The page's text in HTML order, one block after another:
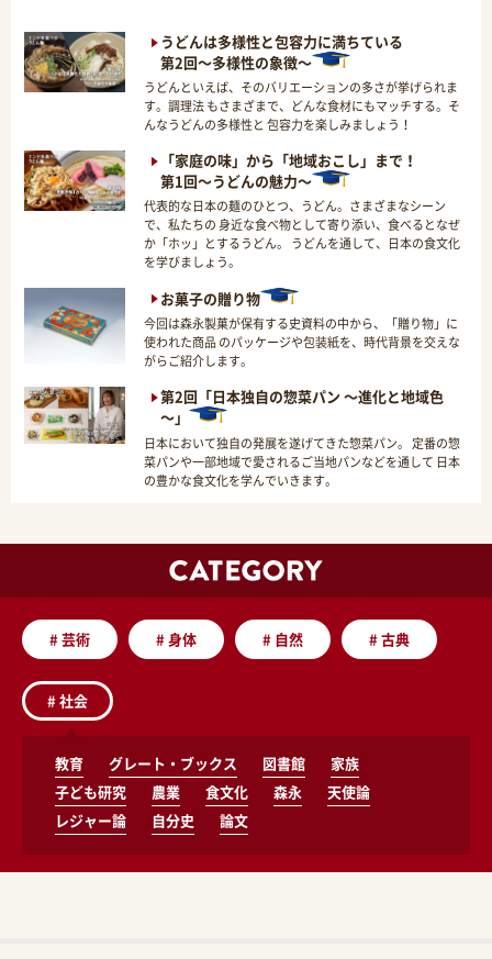
うどんは多様性と包容力に満ちている
第2回～多様性の象徴～
うどんといえば、そのバリエーションの多さが挙げられま
す。調理法 もさまざまで、どんな食材にもマッチする。そ
んなうどんの多様性と 包容力を楽しみましょう！
「家庭の味」から「地域おこし」まで！
第1回～うどんの魅力～
代表的な日本の麺のひとつ、うどん。さまざまなシーン
で、私たちの 身近な食べ物として寄り添い、食べるとなぜ
か「ホッ」とするうどん。 うどんを通して、日本の食文化
を学びましょう。
お菓子の贈り物
今回は森永製菓が保有する史資料の中から、「贈り物」に
使われた商品 のパッケージや包装紙を、時代背景を交えな
がらご紹介します。
第2回「日本独自の惣菜パン ～進化と地域色
～」
日本において独自の発展を遂げてきた惣菜パン。 定番の惣
菜パンや一部地域で愛されるご当地パンなどを通して 日本
の豊かな食文化を学んでいきます。
#芸術 #身体 # 自然 #古典
#社会
教育 グレート・ブックス 図書館
家族
子ども研究
農業 食文化 森永
天使論
レジャー論
自分史 論文